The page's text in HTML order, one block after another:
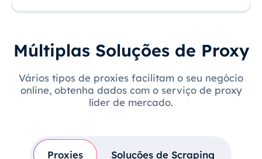
Múltiplas Soluções de Proxy
Vários tipos de proxies facilitam o seu negócio
online, obtenha dados com o serviço de proxy
líder de mercado.
Proxies Soluções de Scraping